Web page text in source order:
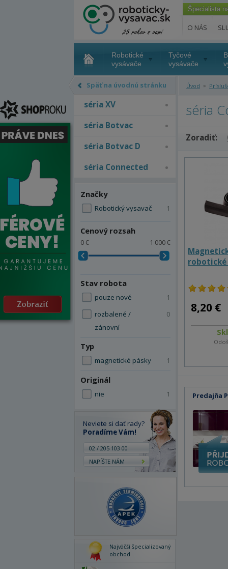
Špecialista
O NÁS
Robotické
vysávače
Tyčové
vysávače
Späť na úvodnú stránku
séria XV
séria Botvac
séria Botvac D
séria Connected
Značky
Robotický vysavač 1
Cenový rozsah
0 € 1 000 €
Stav robota
pouze nové
1
rozbalené /
zánovní
0
Typ
magnetické pásky 1
Originál
nie 1
Neviete si dať rady?
Poradíme Vám!
02 / 205 103 00
NAPÍŠTE NÁM
Najväčší špecializovaný
obchod
Úvod »
séria
Zoradiť:
robotické
8,20 €
Predajňa